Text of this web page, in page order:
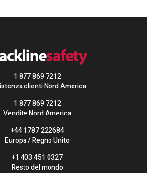
1 877 869 7212
clienti Nord America
1 877 869 7212
Vendite Nord America
+44 1787 222684
Europa / Regno Unito
+1 403 451 0327
Resto del mondo